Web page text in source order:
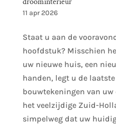
11 apr 2026
Staat u aan de
hoofdstuk? Misschien
uw nieuwe huis, een
handen, legt u de
bouwtekeningen van
het veelzijdige Zuid-
simpelweg dat uw